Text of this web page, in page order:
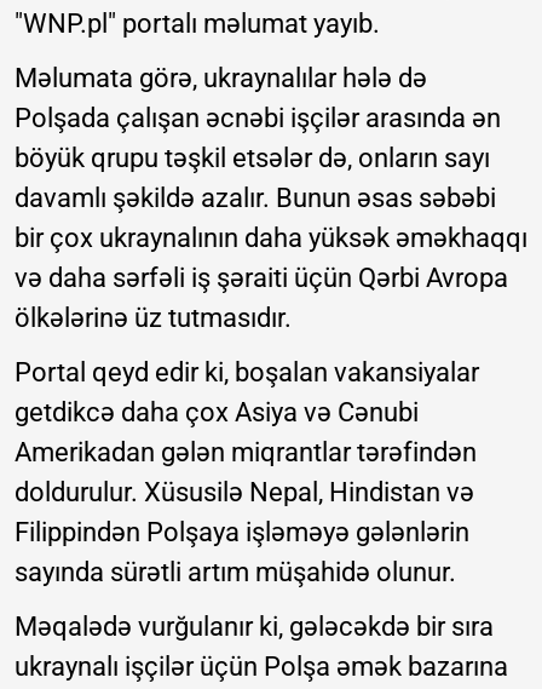
"WNP.pl" portalı məlumat yayıb.
Məlumata görə, ukraynalılar hələ də
Polşada çalışan əcnəbi işçilər arasında ən
böyük qrupu təşkil etsələr də, onların sayı
davamlı şəkildə azalır. Bunun əsas səbəbi
bir çox ukraynalının daha yüksək əməkhaqqı
və daha sərfəli iş şəraiti üçün Qərbi Avropa
ölkələrinə üz tutmasıdır.
Portal qeyd edir ki, boşalan vakansiyalar
getdikcə daha çox Asiya və Cənubi
Amerikadan gələn miqrantlar tərəfindən
doldurulur. Xüsusilə Nepal, Hindistan və
Filippindən Polşaya işləməyə gələnlərin
sayında sürətli artım müşahidə olunur.
Məqalədə vurğulanır ki, gələcəkdə bir sıra
ukraynalı işçilər üçün Polşa əmək bazarına